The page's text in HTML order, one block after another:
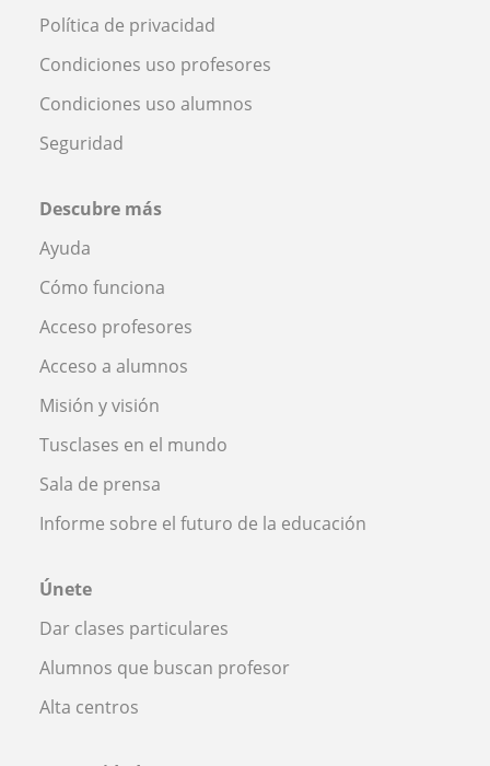
Política de privacidad
Condiciones uso profesores
Condiciones uso alumnos
Seguridad
Descubre más
Ayuda
Cómo funciona
Acceso profesores
Acceso a alumnos
Misión y visión
Tusclases en el mundo
Sala de prensa
Informe sobre el futuro de la educación
Únete
Dar clases particulares
Alumnos que buscan profesor
Alta centros